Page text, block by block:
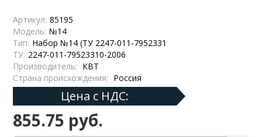
Артикул: 85195
Модель: №14
Тип: Набор №14 (ТУ 2247-011-7952331
ТУ: 2247-011-79523310-2006
Производитель: КВТ
Страна происхождения: Россия
Цена с НДС:
855.75 руб.